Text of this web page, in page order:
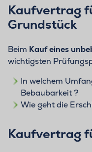
Kaufvertrag
Grundstück
Beim Kauf eines
wichtigsten
In welchem
Bebaubarkeit ?
Wie geht die
Kaufvertrag